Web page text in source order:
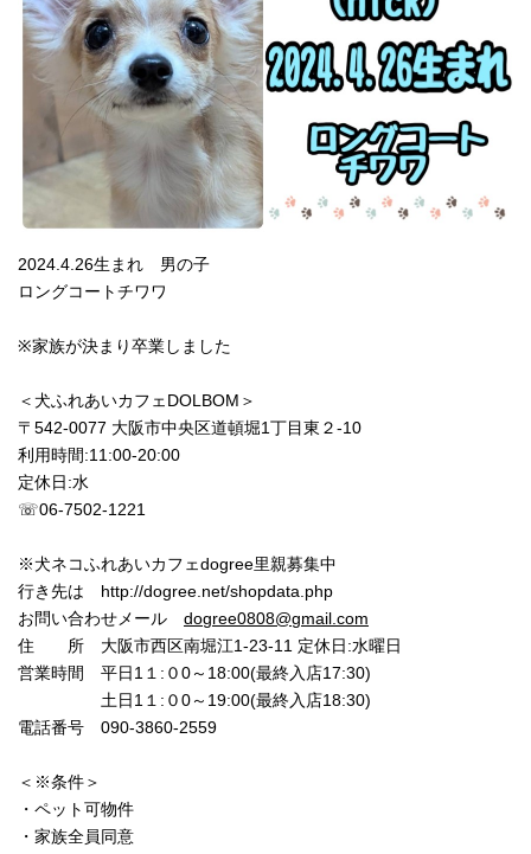
2024.4.26生まれ 男の子
ロングコートチワワ
※家族が決まり卒業しました
＜犬ふれあいカフェDOLBOM＞
〒542-0077 大阪市中央区道頓堀1丁目東２-10
利用時間:11:00‐20:00
定休日:水
☏06-7502-1221
※犬ネコふれあいカフェdogree里親募集中
行き先は http://dogree.net/shopdata.php
お問い合わせメール dogree0808@gmail.com
住 所 大阪市西区南堀江1-23-11 定休日:水曜日
営業時間 平日1１:０0～18:00(最終入店17:30)
土日1１:０0～19:00(最終入店18:30)
電話番号 090-3860-2559
＜※条件＞
・ペット可物件
・家族全員同意